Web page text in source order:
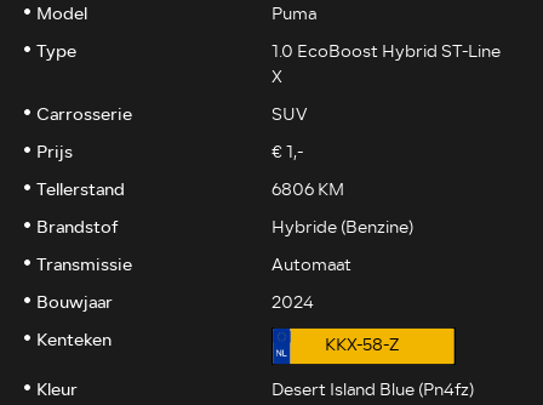
Model
Puma
Type
1.0 EcoBoost Hybrid ST-Line
X
Carrosserie
SUV
Prijs
€ 1,-
Tellerstand
6806 KM
Brandstof
Hybride (Benzine)
Transmissie
Automaat
Bouwjaar
2024
Kenteken
KKX-58-Z
Kleur
Desert Island Blue (Pn4fz)